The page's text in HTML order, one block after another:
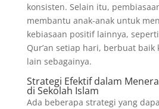
konsisten. Selain itu,
membantu anak-anak untuk
kebiasaan positif lainnya,
Qur’an setiap hari, berbuat baik
lain sebagainya.
Strategi Efektif dalam
di Sekolah Islam
Ada beberapa strategi yang